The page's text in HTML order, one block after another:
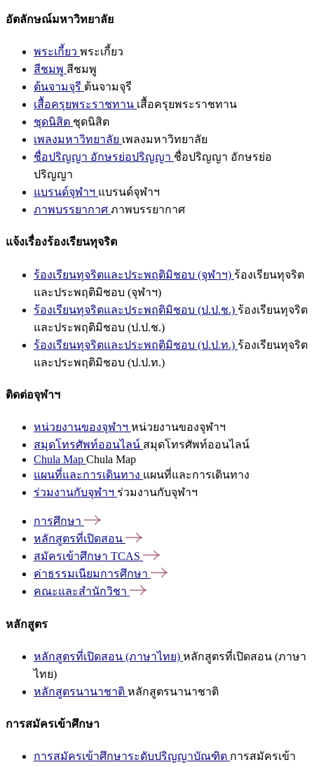
อัตลักษณ์มหาวิทยาลัย
พระเกี้ยว พระเกี้ยว
สีชมพู สีชมพู
ต้นจามจุรี ต้นจามจุรี
เสื้อครุยพระราชทาน เสื้อครุยพระราชทาน
ชุดนิสิต ชุดนิสิต
เพลงมหาวิทยาลัย เพลงมหาวิทยาลัย
ชื่อปริญญา อักษรย่อปริญญา ชื่อปริญญา อักษรย่อ
ปริญญา
แบรนด์จุฬาฯ แบรนด์จุฬาฯ
ภาพบรรยากาศ ภาพบรรยากาศ
แจ้งเรื่องร้องเรียนทุจริต
ร้องเรียนทุจริตและประพฤติมิชอบ (จุฬาฯ) ร้องเรียนทุจริต
และประพฤติมิชอบ (จุฬาฯ)
ร้องเรียนทุจริตและประพฤติมิชอบ (ป.ป.ช.) ร้องเรียนทุจริต
และประพฤติมิชอบ (ป.ป.ช.)
ร้องเรียนทุจริตและประพฤติมิชอบ (ป.ป.ท.) ร้องเรียนทุจริต
และประพฤติมิชอบ (ป.ป.ท.)
ติดต่อจุฬาฯ
หน่วยงานของจุฬาฯ หน่วยงานของจุฬาฯ
สมุดโทรศัพท์ออนไลน์ สมุดโทรศัพท์ออนไลน์
Chula Map Chula Map
แผนที่และการเดินทาง แผนที่และการเดินทาง
ร่วมงานกับจุฬาฯ ร่วมงานกับจุฬาฯ
การศึกษา
หลักสูตรที่เปิดสอน
สมัครเข้าศึกษา TCAS
ค่าธรรมเนียมการศึกษา
คณะและสำนักวิชา
หลักสูตร
หลักสูตรที่เปิดสอน (ภาษาไทย) หลักสูตรที่เปิดสอน (ภาษา
ไทย)
หลักสูตรนานาชาติ หลักสูตรนานาชาติ
การสมัครเข้าศึกษา
การสมัครเข้าศึกษาระดับปริญญาบัณฑิต การสมัครเข้า